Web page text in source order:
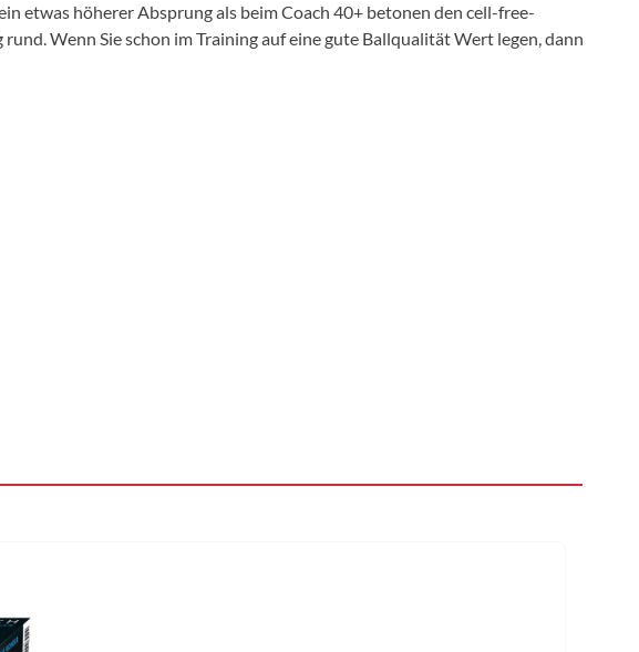
etwas höherer Absprung als beim Coach 40+ betonen den cell-free-
Wenn Sie schon im Training auf eine gute Ballqualität Wert legen, dann